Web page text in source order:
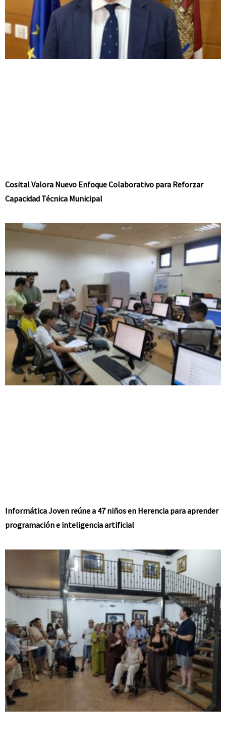
Cosital Valora Nuevo Enfoque Colaborativo para Reforzar
Capacidad Técnica Municipal
Informática Joven reúne a 47 niños en Herencia para aprender
programación e inteligencia artificial